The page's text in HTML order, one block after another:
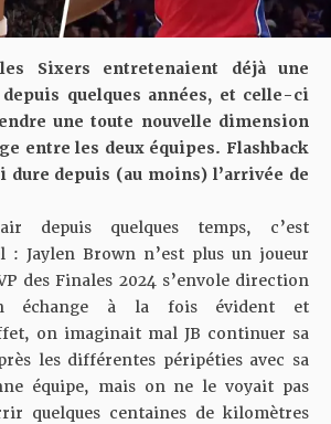
Sixers entretenaient déjà une
quelques années, et celle-ci
une toute nouvelle dimension
entre les deux équipes. Flashback
dure depuis (au moins) l’arrivée de
depuis quelques temps, c’est
: Jaylen Brown n’est plus un joueur
des Finales 2024 s’envole direction
échange à la fois évident et
on imaginait mal JB continuer sa
les différentes péripéties avec sa
équipe, mais on ne le voyait pas
quelques centaines de kilomètres